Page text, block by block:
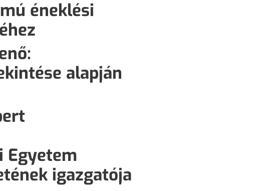
éneklési
alapján
Egyetem
igazgatója